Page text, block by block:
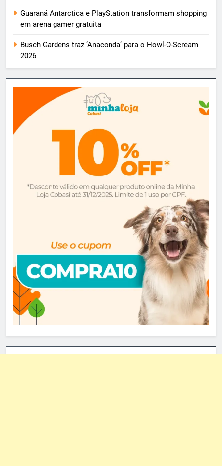
Guaraná Antarctica e PlayStation transformam shopping
em arena gamer gratuita
Busch Gardens traz ‘Anaconda’ para o Howl-O-Scream
2026